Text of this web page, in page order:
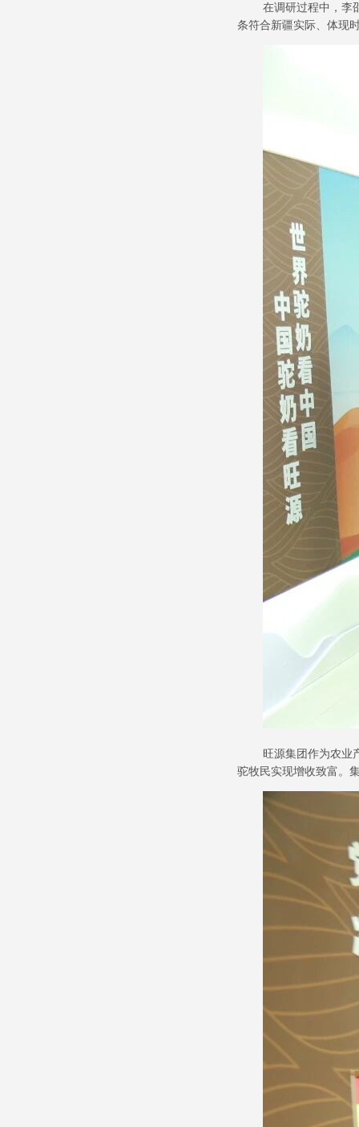
在调研过程中，李
条符合新疆实际、体现
旺源集团作为农业
驼牧民实现增收致富。